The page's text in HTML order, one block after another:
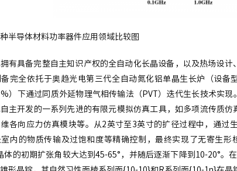
半导体材料功率器件应用领域比较图
有具备完整自主知识产权的全自动化长晶设备，以及热场设
完全依托于奥趋光电第三代全自动氮化铝单晶生长炉（设备
）下通过同质外延物理气相传输法（PVT）迭代生长技术实
主开发的一系列先进的有限元模拟仿真工具，如多项流传质
各向应力仿真模块等。从2英寸至3英寸的扩径过程中，通过
内的物质传输及过饱和度等精确控制，最终实现了无寄生
体的初期扩张角较大达到45-65°，并随后逐渐下降到10-20°。